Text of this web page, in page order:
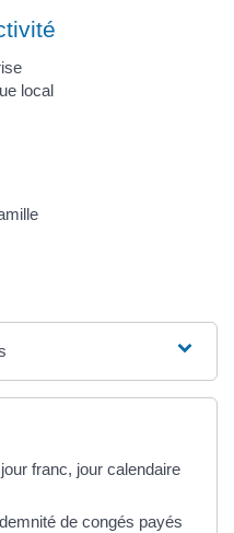
local
franc, jour calendaire
de congés payés